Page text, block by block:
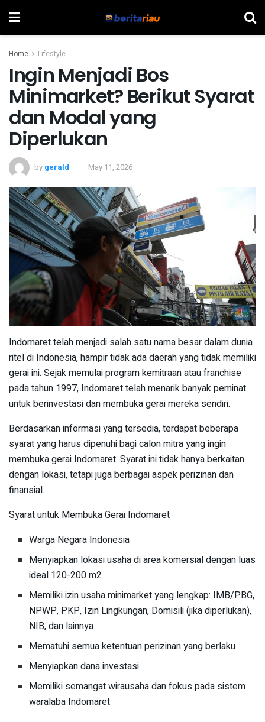
Home Lifestyle
Ingin Menjadi Bos
Minimarket? Berikut Syarat
dan Modal yang
Diperlukan
by gerald May 11, 2026
Indomaret telah menjadi salah satu nama besar dalam dunia
ritel di Indonesia, hampir tidak ada daerah yang tidak memiliki
gerai ini. Sejak memulai program kemitraan atau franchise
pada tahun 1997, Indomaret telah menarik banyak peminat
untuk berinvestasi dan membuka gerai mereka sendiri.
Berdasarkan informasi yang tersedia, terdapat beberapa
syarat yang harus dipenuhi bagi calon mitra yang ingin
membuka gerai Indomaret. Syarat ini tidak hanya berkaitan
dengan lokasi, tetapi juga berbagai aspek perizinan dan
finansial.
Syarat untuk Membuka Gerai Indomaret
Warga Negara Indonesia
Menyiapkan lokasi usaha di area komersial dengan luas
ideal 120-200 m2
Memiliki izin usaha minimarket yang lengkap: IMB/PBG,
NPWP, PKP, Izin Lingkungan, Domisili (jika diperlukan),
NIB, dan lainnya
Mematuhi semua ketentuan perizinan yang berlaku
Menyiapkan dana investasi
Memiliki semangat wirausaha dan fokus pada sistem
waralaba Indomaret